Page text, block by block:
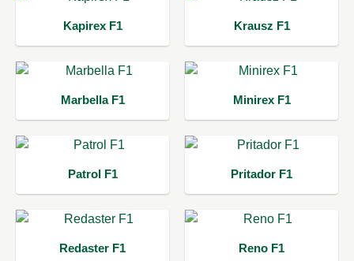
Kapirex F1 Krausz F1
Marbella F1 Minirex F1
Patrol F1 Pritador F1
Redaster F1 Reno F1